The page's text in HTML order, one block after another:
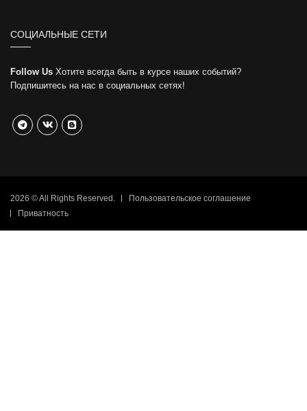
СОЦИАЛЬНЫЕ СЕТИ
Follow Us Хотите всегда быть в курсе наших событий?
Подпишитесь на нас в социальных сетях!
2026 © All Rights Reserved.
Пользовательское соглашение
Приватность